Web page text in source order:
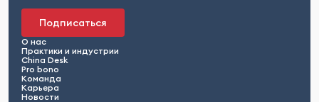
Подписаться
О нас
Практики и индустрии
China Desk
Pro bono
Команда
Карьера
Новости